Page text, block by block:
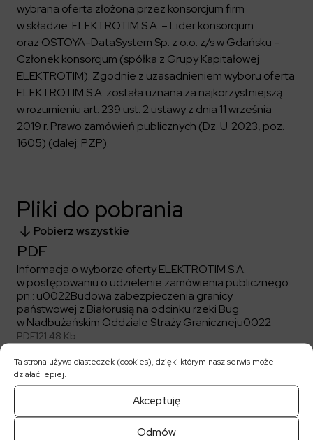
Ta strona używa ciasteczek (cookies), dzięki którym nasz serwis może
działać lepiej.
Akceptuję
Odmów
Polski English
wybrana oferta złożona przez konsorcjum firm
w składzie: ELEKTROTIM S.A. – Lider konsorcjum
oraz OSTOYA-DataSystem Sp. z o.o. z/s w Gdańsku –
Członek konsorcjum (spółka z Grupy Kapitałowej
ELEKTROTIM). Zgodnie z uzasadnieniem wyboru oferta
ELEKTROTIM S.A. została uznana za najkorzystniejszą
w rozumieniu art. 239 ust. 2 ustawy z dnia 11 września
2019 r. Prawo zamówień publicznych (Dz. U. 2023, poz.
1605) (dalej: PZP).
Pliki do pobrania
Pobierz wszystkie
PDF
Informacja o wyborze oferty ELEKTROTIM S.A.
w postępowaniu o udzielenie zamówienia publicznego
pn.: u0022Budowa zabezpieczenia granicy
państwowej z Białorusią na odcinku rzeki Bug
w Nadbużańskim Oddziale Straży Graniczneju0022
PDF121.48 Kb
Więcej dla Inwestorów: